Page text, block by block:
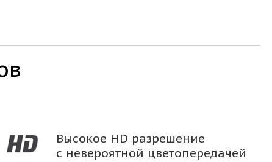
Высокое HD разрешение
с невероятной цветопередачей